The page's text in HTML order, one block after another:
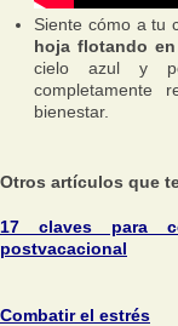
Siente cómo a tu
hoja flotando
cielo azul y
completamente
bienestar.
Otros artículos que
17 claves para
postvacacional
Combatir el estrés